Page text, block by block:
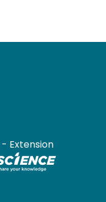
- Extension